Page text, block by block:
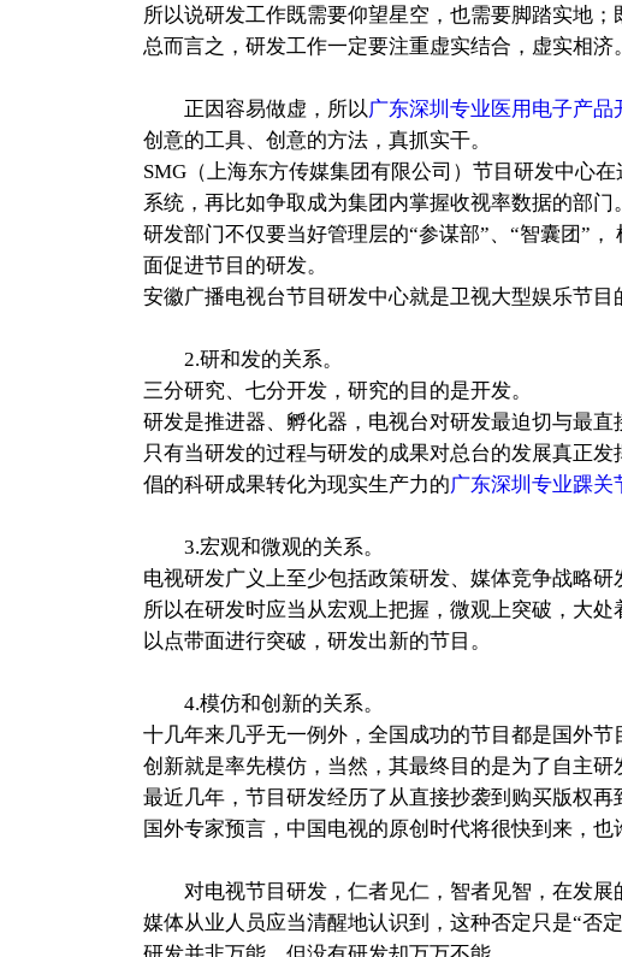
所以说研发工作既需要仰望星空，也需要脚踏实地
总而言之，研发工作一定要注重虚实结合，虚实相济。
正因容易做虚，所以 广东深圳专业医用电子产
创意的工具、创意的方法，真抓实干。
SMG（上海东方传媒集团有限公司）节目研发中心
系统，再比如争取成为集团内掌握收视率数据的部门。
研发部门不仅要当好管理层的“参谋部”、“智囊团”
面促进节目的研发。
安徽广播电视台节目研发中心就是卫视大型娱乐节
2.研和发的关系。
三分研究、七分开发，研究的目的是开发。
研发是推进器、孵化器，电视台对研发最迫切与最
只有当研发的过程与研发的成果对总台的发展真正
倡的科研成果转化为现实生产力的广东深圳专业踝
3.宏观和微观的关系。
电视研发广义上至少包括政策研发、媒体竞争战略研
所以在研发时应当从宏观上把握，微观上突破，大处
以点带面进行突破，研发出新的节目。
4.模仿和创新的关系。
十几年来几乎无一例外，全国成功的节目都是国外
创新就是率先模仿，当然，其最终目的是为了自主研
最近几年，节目研发经历了从直接抄袭到购买版权再
国外专家预言，中国电视的原创时代将很快到来，
对电视节目研发，仁者见仁，智者见智，在发展
媒体从业人员应当清醒地认识到，这种否定只是“否